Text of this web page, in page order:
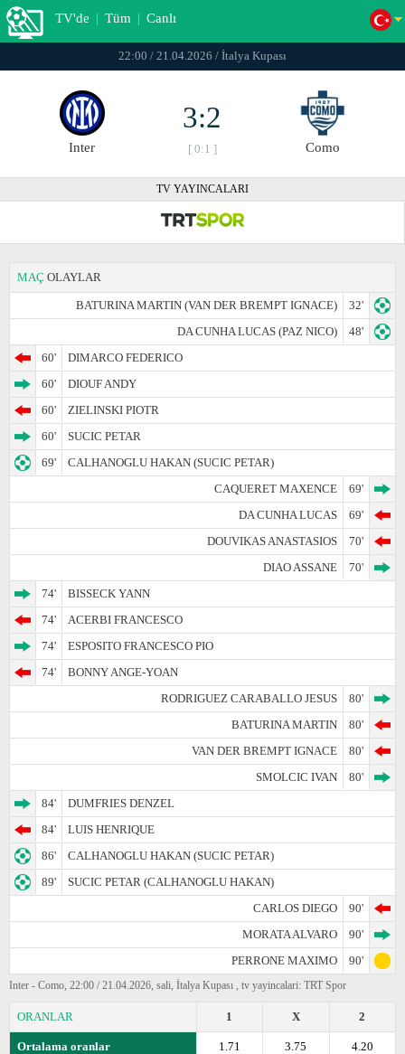
TV'de | Tüm | Canlı
22:00 / 21.04.2026 / İtalya Kupası
Inter
3:2
[ 0:1 ] Como
TV YAYINCALARI
MAÇ OLAYLAR
BATURINA MARTIN (VAN DER BREMPT IGNACE)
32'
DA CUNHA LUCAS (PAZ NICO)
48'
60'
DIMARCO FEDERICO
60'
DIOUF ANDY
60'
ZIELINSKI PIOTR
60'
SUCIC PETAR
69'
CALHANOGLU HAKAN (SUCIC PETAR)
CAQUERET MAXENCE
69'
DA CUNHA LUCAS
69'
DOUVIKAS ANASTASIOS
70'
DIAO ASSANE
70'
74'
BISSECK YANN
74'
ACERBI FRANCESCO
74'
ESPOSITO FRANCESCO PIO
74'
BONNY ANGE-YOAN
RODRIGUEZ CARABALLO JESUS
80'
BATURINA MARTIN
80'
VAN DER BREMPT IGNACE
80'
SMOLCIC IVAN
80'
84'
DUMFRIES DENZEL
84'
LUIS HENRIQUE
86'
CALHANOGLU HAKAN (SUCIC PETAR)
89'
SUCIC PETAR (CALHANOGLU HAKAN)
CARLOS DIEGO
90'
MORATA ALVARO
90'
PERRONE MAXIMO
90'
Inter - Como, 22:00 / 21.04.2026, sali, İtalya Kupası , tv yayincalari: TRT Spor
ORANLAR 2
X
1
Ortalama oranlar 4.20
3.75
1.71